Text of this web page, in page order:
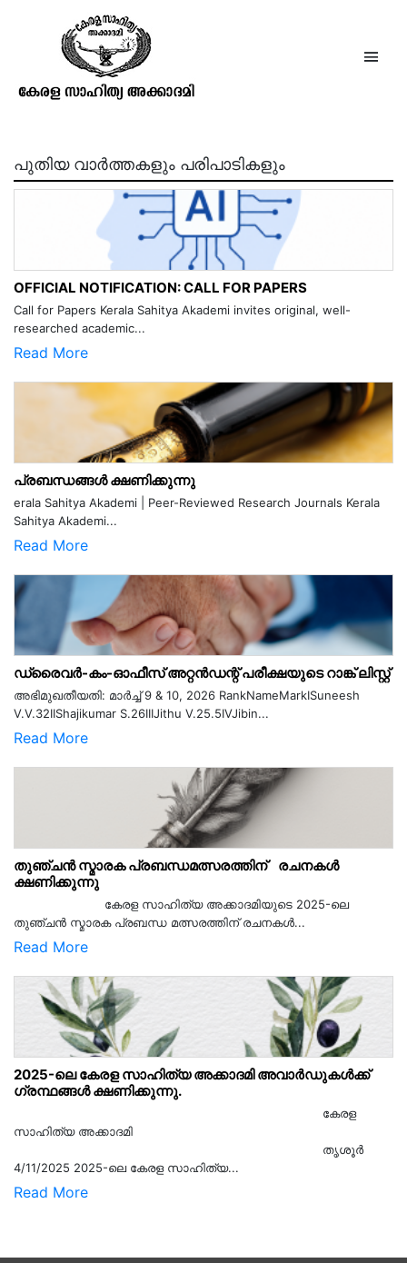
പുതിയ വാർത്തകളും പരിപാടികളും
OFFICIAL NOTIFICATION: CALL FOR PAPERS
Call for Papers Kerala Sahitya Akademi invites original, well-
researched academic...
Read More
പ്രബന്ധങ്ങൾ ക്ഷണിക്കുന്നു
erala Sahitya Akademi | Peer-Reviewed Research Journals Kerala
Sahitya Akademi...
Read More
ഡ്രൈവർ-കം-ഓഫീസ് അറ്റൻഡന്റ് പരീക്ഷയുടെ റാങ്ക് ലിസ്റ്റ്
അഭിമുഖതീയതി: മാർച്ച് 9 & 10, 2026 RankNameMarkISuneesh
V.V.32IIShajikumar S.26IIIJithu V.25.5IVJibin...
Read More
തുഞ്ചൻ സ്മാരക പ്രബന്ധമത്സരത്തിന് രചനകൾ
ക്ഷണിക്കുന്നു
കേരള സാഹിത്യ അക്കാദമിയുടെ 2025-ലെ
തുഞ്ചൻ സ്മാരക പ്രബന്ധ മത്സരത്തിന് രചനകൾ...
Read More
2025-ലെ കേരള സാഹിത്യ അക്കാദമി അവാർഡുകൾക്ക്
ഗ്രന്ഥങ്ങൾ ക്ഷണിക്കുന്നു.
കേരള
സാഹിത്യ അക്കാദമി
തൃശൂര്‍
4/11/2025 2025-ലെ കേരള സാഹിത്യ...
Read More